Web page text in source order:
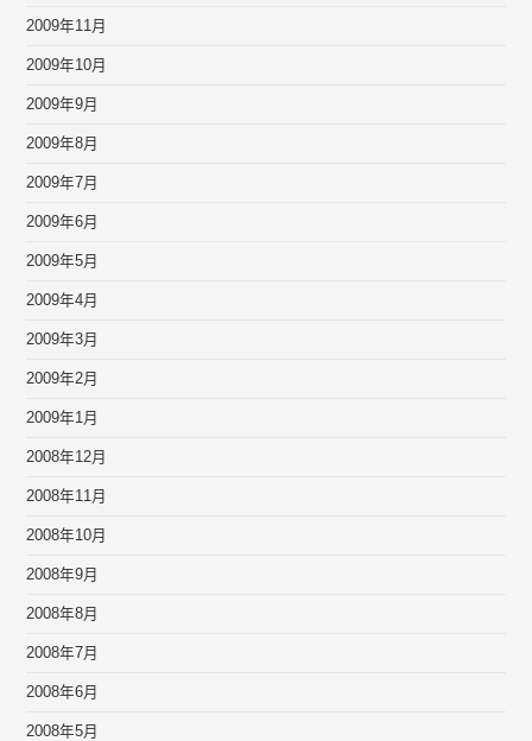
2009年11月
2009年10月
2009年9月
2009年8月
2009年7月
2009年6月
2009年5月
2009年4月
2009年3月
2009年2月
2009年1月
2008年12月
2008年11月
2008年10月
2008年9月
2008年8月
2008年7月
2008年6月
2008年5月